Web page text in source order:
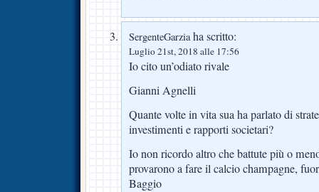
SergenteGarziaha scritto:
Luglio 21st, 2018 alle 17:56
Io cito un’odiato rivale
Gianni Agnelli
Quante volte in vita sua ha parlato di
investimenti e rapporti societari?
Io non ricordo altro che battute più o
provarono a fare il calcio champagne,
Baggio